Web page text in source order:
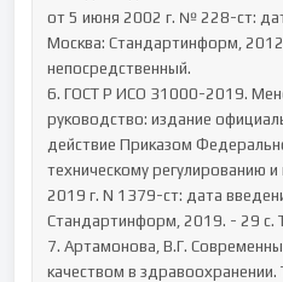
от 5 июня 2002 г. № 228-ст:
Москва: Стандартинформ,
непосредственный.
6. ГОСТ Р ИСО 31000-2019.
руководство: издание
действие Приказом
техническому регулированию
2019 г. N 1379-ст: дата
Стандартинформ, 2019. - 29 с.
7. Артамонова, В.Г.
качеством в здравоохранении.